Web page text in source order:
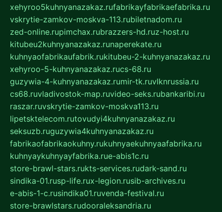
xehyroo5kuhnyanazakaz.rufabrikayfabrikaefabrika.ru
vskrytie-zamkov-moskva-113.rubiletnadom.ru
zed-online.rupimchax.rubrazzers-hd.ruz-host.ru
kitubeu2kuhnyanazakaz.runaperekate.ru
kuhnyaofabrikaufabrik.rukitubeu-2-kuhnyanazakaz.ru
xehyroo-5-kuhnyanazakaz.rucs-68.ru
guzywia-4-kuhnyanazakaz.rumir-tk.ruvlknrussia.ru
cs68.ruvladivostok-map.ruvideo-seks.rubankaribi.ru
raszar.ruvskrytie-zamkov-moskva113.ru
lipetsktelecom.rutovudyi4kuhnyanazakaz.ru
seksuzb.ruguzywia4kuhnyanazakaz.ru
fabrikaofabrikaokuhny.rukuhnyaekuhnyaafabrika.ru
kuhnyaykuhnyayfabrika.rue-abis1c.ru
store-brawl-stars.rukts-services.rudark-sand.ru
sindika-01.rusp-life.rux-legion.rusib-archives.ru
e-abis-1-c.rusindika01.ruvenda-festival.ru
store-brawlstars.rudooraleksandria.ru